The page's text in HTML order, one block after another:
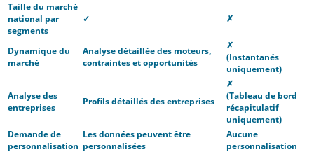
Taille du marché
national par
segments
✓ ✗
Dynamique du
marché
Analyse détaillée des moteurs,
contraintes et opportunités
✗
(Instantanés
uniquement)
Analyse des
entreprises
Profils détaillés des entreprises
✗
(Tableau de bord
récapitulatif
uniquement)
Demande de
personnalisation
Les données peuvent être
personnalisées
Aucune
personnalisation